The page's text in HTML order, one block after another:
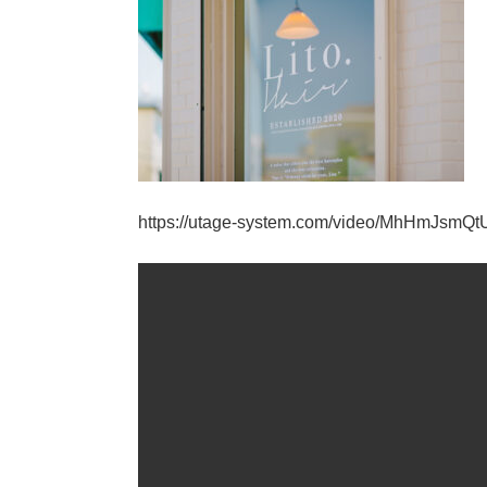
https://utage-system.com/video/